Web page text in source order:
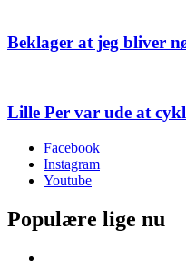
Beklager at jeg bliver
Lille Per var ude at
Facebook
Instagram
Youtube
Populære lige nu